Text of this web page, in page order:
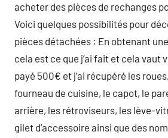
acheter des pièces de rechanges
Voici quelques possibilités pour
pièces détachées : En obtenant
cela est ce que j’ai fait et cela vaut
payé 500€ et j’ai récupéré les
fourneau de cuisine, le capot, le
arrière, les rétroviseurs, les lève-
gilet d’accessoire ainsi que des